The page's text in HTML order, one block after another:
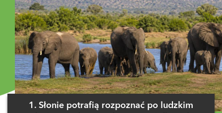
1. Słonie potrafią rozpoznać po ludzkim